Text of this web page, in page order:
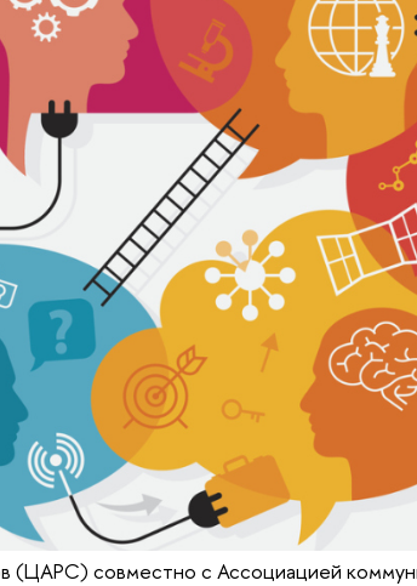
(ЦАРС) совместно с Ассоциацией